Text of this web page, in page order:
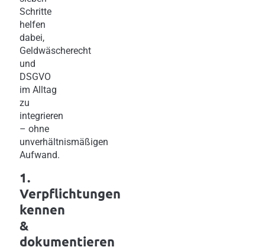
Schritte
helfen
dabei,
Geldwäscherecht
und
DSGVO
im Alltag
zu
integrieren
– ohne
unverhältnismäßigen
Aufwand.
1.
Verpflichtungen
kennen
&
dokumentieren